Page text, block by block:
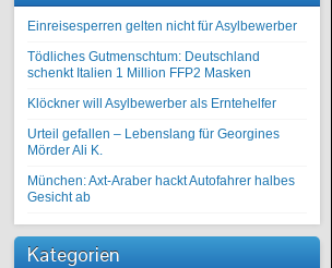
Einreisesperren gelten nicht für Asylbewerber
Tödliches Gutmenschtum: Deutschland
schenkt Italien 1 Million FFP2 Masken
Klöckner will Asylbewerber als Erntehelfer
Urteil gefallen – Lebenslang für Georgines
Mörder Ali K.
München: Axt-Araber hackt Autofahrer halbes
Gesicht ab
Kategorien